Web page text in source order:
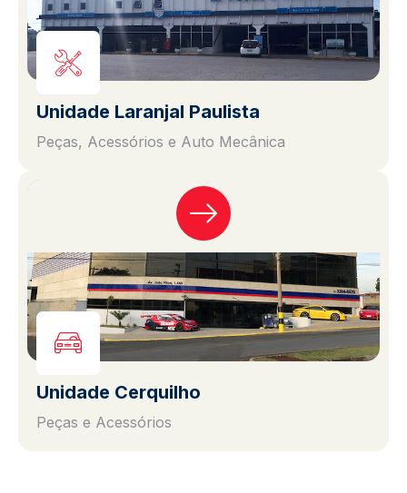
Unidade Laranjal Paulista
Peças, Acessórios e Auto Mecânica
Unidade Cerquilho
Peças e Acessórios